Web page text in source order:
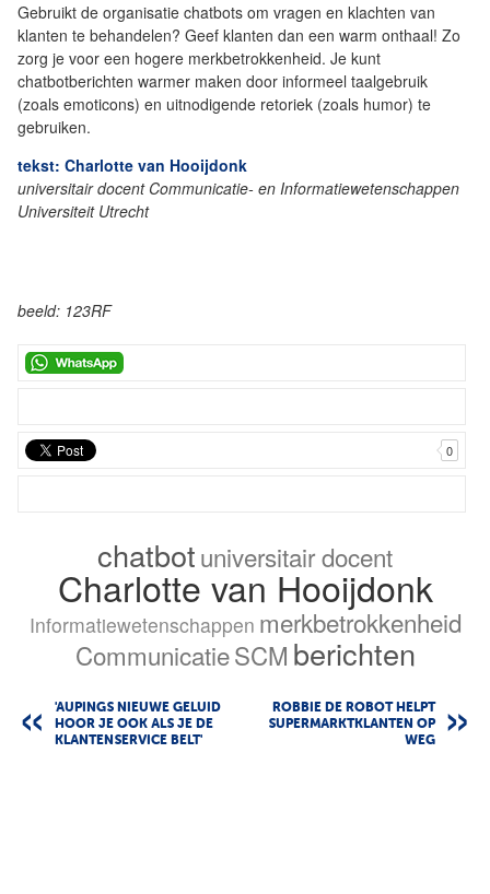
Gebruikt de organisatie chatbots om vragen en klachten van
klanten te behandelen? Geef klanten dan een warm onthaal! Zo
zorg je voor een hogere merkbetrokkenheid. Je kunt
chatbotberichten warmer maken door informeel taalgebruik
(zoals emoticons) en uitnodigende retoriek (zoals humor) te
gebruiken.
tekst: Charlotte van Hooijdonk
universitair docent Communicatie- en Informatiewetenschappen
Universiteit Utrecht
beeld: 123RF
0
chatbotuniversitair docent
Charlotte van Hooijdonk
Informatiewetenschappen merkbetrokkenheid
CommunicatieSCM berichten
'AUPINGS NIEUWE GELUID
HOOR JE OOK ALS JE DE
KLANTENSERVICE BELT'
ROBBIE DE ROBOT HELPT
SUPERMARKTKLANTEN OP
WEG